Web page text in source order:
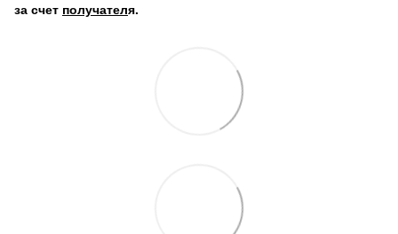
за счет получателя.